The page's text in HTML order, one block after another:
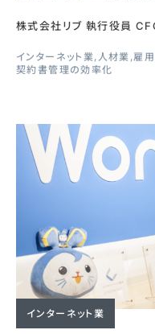
株式会社リブ 執行役員
インターネット業 人材業 雇
契約書管理の効率化
インターネット業